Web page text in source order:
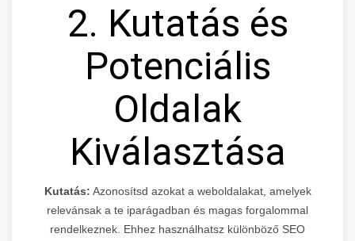
2. Kutatás és
Potenciális
Oldalak
Kiválasztása
Kutatás: Azonosítsd azokat a weboldalakat, amelyek
relevánsak a te iparágadban és magas forgalommal
rendelkeznek. Ehhez használhatsz különböző SEO